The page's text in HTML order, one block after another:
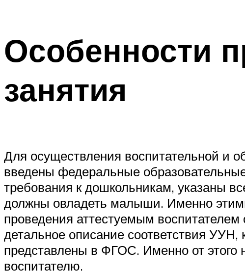
Особенности
занятия
Для осуществления воспитательной и
введены федеральные
требования к дошкольникам, указаны
должны овладеть малыши. Именно
проведения аттестуемым воспитателем
детальное описание соответствия
представлены в ФГОС. Именно от этого
воспитателю.